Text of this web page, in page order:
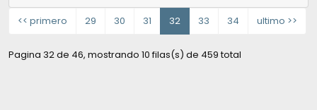
<< primero 29 30 31 32 33 34 ultimo >>
Pagina 32 de 46, mostrando 10 filas(s) de 459 total